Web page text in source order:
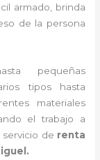
armado, brinda
de la persona
pequeñas
tipos hasta
materiales
el trabajo a
de renta